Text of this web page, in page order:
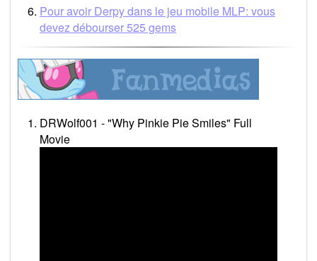
Pour avoir Derpy dans le jeu mobile MLP: vous
devez débourser 525 gems
DRWolf001 - "Why Pinkie Pie Smiles" Full
Movie